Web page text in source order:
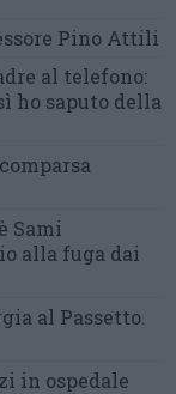
Pino Attili
al telefono:
ho saputo della
Sami
alla fuga dai
al Passetto.
in ospedale